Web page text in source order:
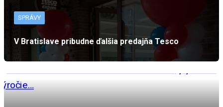
SPRÁVY
V Bratislave pribudne ďalšia predajňa Tesco